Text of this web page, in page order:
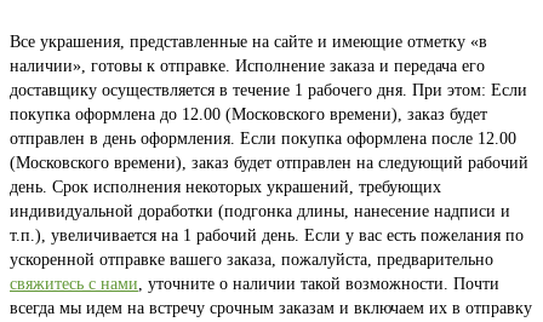
Все украшения, представленные на сайте и имеющие отметку «в
наличии», готовы к отправке. Исполнение заказа и передача его
доставщику осуществляется в течение 1 рабочего дня. При этом: Если
покупка оформлена до 12.00 (Московского времени), заказ будет
отправлен в день оформления. Если покупка оформлена после 12.00
(Московского времени), заказ будет отправлен на следующий рабочий
день. Срок исполнения некоторых украшений, требующих
индивидуальной доработки (подгонка длины, нанесение надписи и
т.п.), увеличивается на 1 рабочий день. Если у вас есть пожелания по
ускоренной отправке вашего заказа, пожалуйста, предварительно
свяжитесь с нами, уточните о наличии такой возможности. Почти
всегда мы идем на встречу срочным заказам и включаем их в отправку